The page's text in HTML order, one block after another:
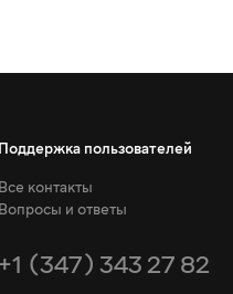
Поддержка пользователей
Все контакты
Вопросы и ответы
+1 (347) 343 27 82